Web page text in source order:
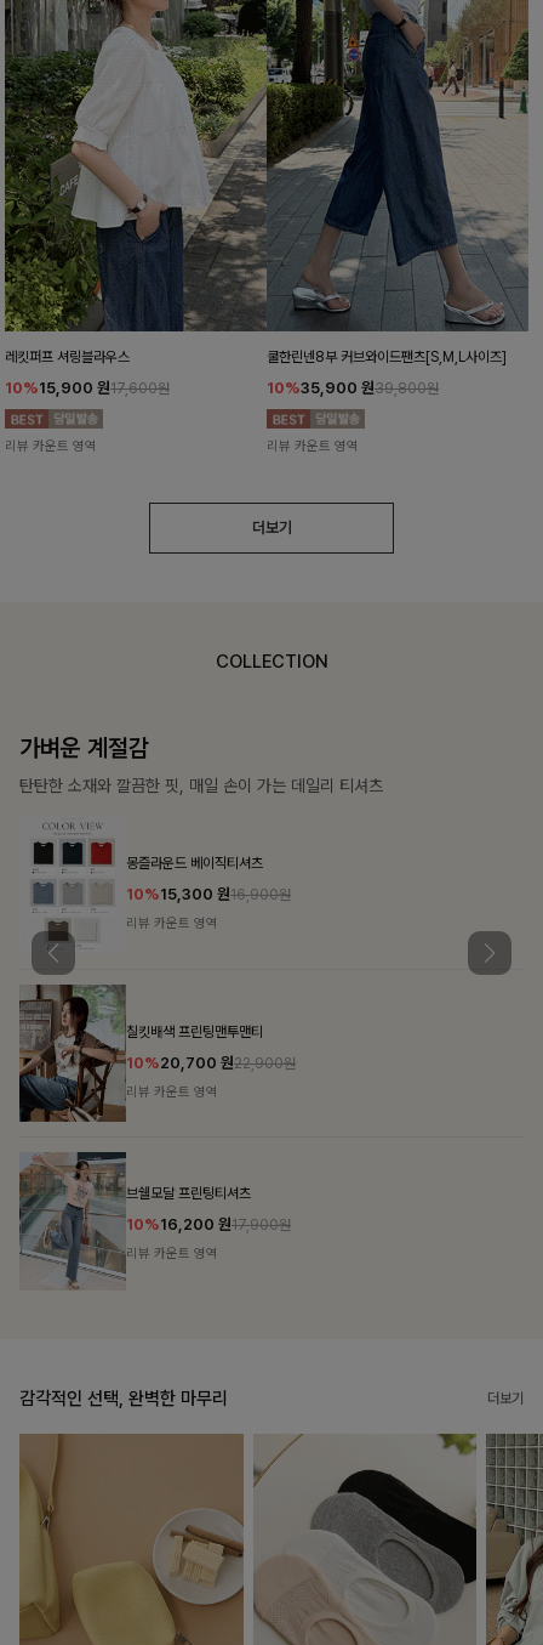
레킷퍼프 셔링블라우스
10%15,900 원17,600원
리뷰 카운트 영역
쿨한린넨8부 커브와이드팬츠[S,M,L사이즈]
10%35,900 원39,800원
리뷰 카운트 영역
더보기
COLLECTION
가장 쉬운 코디
특별한 날부터 일상까지 함께하는 룩
감각적인 선택, 완벽한 마무리 더보기